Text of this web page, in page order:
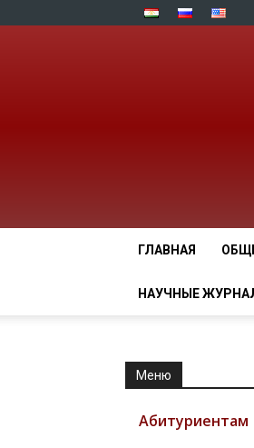
ГЛАВНАЯ
НАУЧНЫЕ
Меню
Абитуриентам